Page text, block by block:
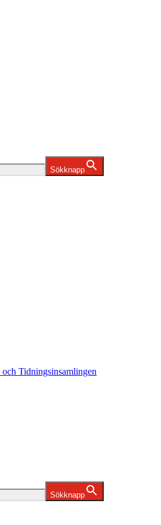
Sökknapp
Sökknapp